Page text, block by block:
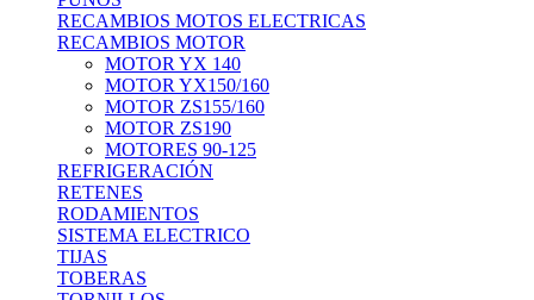
RECAMBIOS MOTOS ELECTRICAS
RECAMBIOS MOTOR
MOTOR YX 140
MOTOR YX150/160
MOTOR ZS155/160
MOTOR ZS190
MOTORES 90-125
REFRIGERACIÓN
RETENES
RODAMIENTOS
SISTEMA ELECTRICO
TIJAS
TOBERAS